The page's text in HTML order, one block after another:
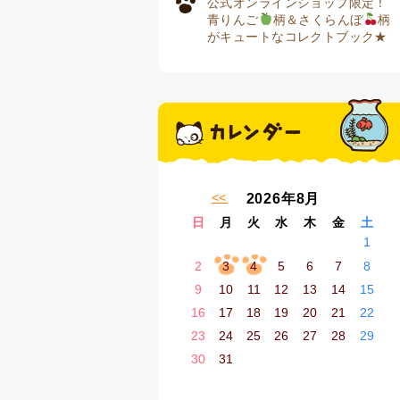
青りんご
柄＆さくらんぼ
柄
がキュートなコレクトブック★
2026年8月
日 月 火 水 木 金 土
« 7月
1
2
3 4 5 6 7
8
9
10 11 12 13 14
15
16
17 18 19 20 21
22
23
24 25 26 27 28
29
30
31